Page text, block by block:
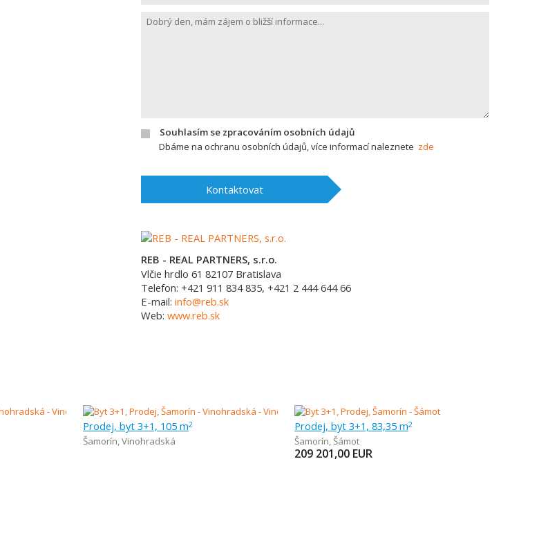
Souhlasím se zpracováním osobních údajů
Dbáme na ochranu osobních údajů, více informací naleznete zde
Kontaktovat
REB - REAL PARTNERS, s.r.o.
Vlčie hrdlo 61 82107 Bratislava
Telefon: +421 911 834 835, +421 2 444 644 66
E-mail: info@reb.sk
Web: www.reb.sk
Prodej, byt 3+1, 105 m2
Šamorín,Vinohradská
Prodej, byt 3+1, 83,35 m2
Šamorín,Šámot
209 201,00 EUR